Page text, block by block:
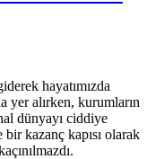
hayatımızda
yer alırken, kurumların
dünyayı ciddiye
bir kazanç kapısı olarak